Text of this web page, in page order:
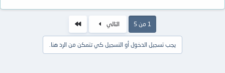
1 من 5 التالي
يجب تسجيل الدخول أو التسجيل كي تتمكن من الرد هنا.